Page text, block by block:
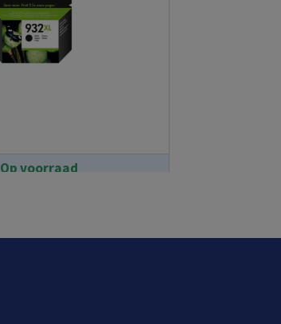
Op voorraad